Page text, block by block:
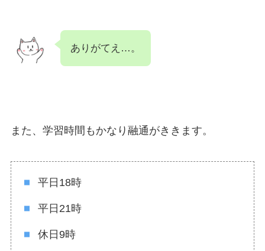
ありがてえ…。
また、学習時間もかなり融通がききます。
平日18時
平日21時
休日9時